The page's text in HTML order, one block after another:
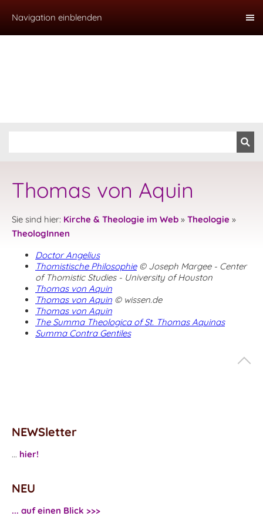
Navigation einblenden
Thomas von Aquin
Sie sind hier: Kirche & Theologie im Web » Theologie »
TheologInnen
Doctor Angelius
Thomistische Philosophie© Joseph Margee - Center
of Thomistic Studies - University of Houston
Thomas von Aquin
Thomas von Aquin © wissen.de
Thomas von Aquin
The Summa Theologica of St. Thomas Aquinas
Summa Contra Gentiles
NEWSletter
... hier!
NEU
... auf einen Blick >>>